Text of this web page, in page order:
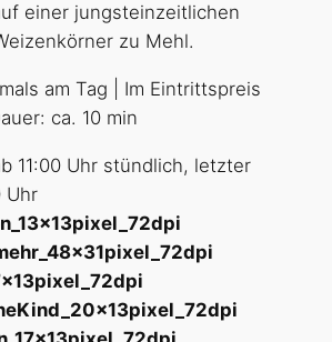
einer jungsteinzeitlichen
zu Mehl.
am Tag | Im Eintrittspreis
ca. 10 min
11:00 Uhr stündlich, letzter
Uhr